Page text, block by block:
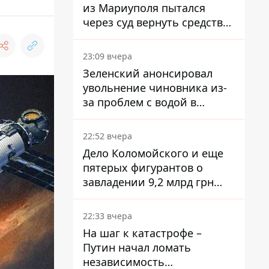
из Мариуполя пытался
через суд вернуть средства
субсидии со счета в
Ощадбанке – каким было
решение
23:09 вчера
Зеленский анонсировал
увольнение чиновника из-
за проблем с водой в
Марганце
22:52 вчера
Дело Коломойского и еще
пятерых фигурантов о
завладении 9,2 млрд грн
ПриватБанка направили в
суд
22:33 вчера
На шаг к катастрофе –
Путин начал ломать
независимость